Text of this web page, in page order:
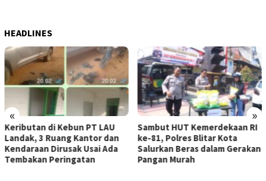
HEADLINES
« »
Sambut HUT Kemerdekaan RI
ke-81, Polres Blitar Kota
Salurkan Beras dalam Gerakan
Pangan Murah
Perum Bulog Kancab
Ponorogo Pastikan Stok
di Magetan Aman Hingga
Tahun Depan